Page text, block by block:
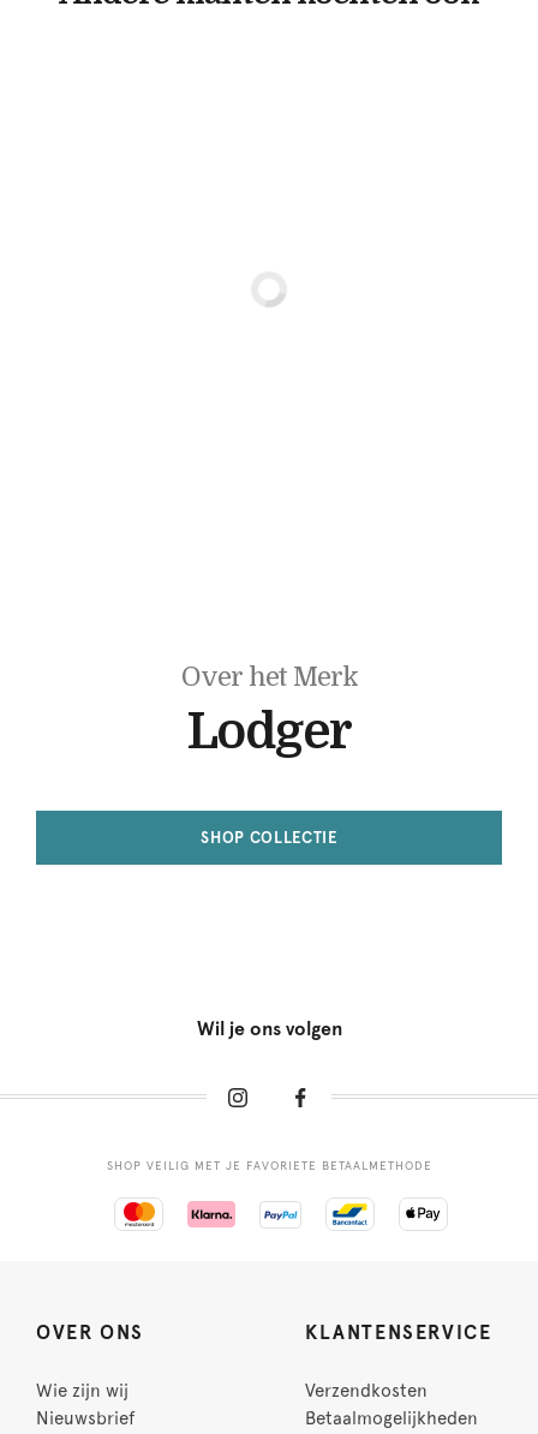
Over het Merk
Lodger
SHOP COLLECTIE
Wil je ons volgen
SHOP VEILIG MET JE FAVORIETE BETAALMETHODE
OVER ONS
Wie zijn wij
Nieuwsbrief
KLANTENSERVICE
Verzendkosten
Betaalmogelijkheden